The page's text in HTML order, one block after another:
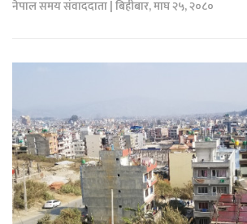
नेपाल समय संवाददाता | बिहीबार, माघ २५, २०८०